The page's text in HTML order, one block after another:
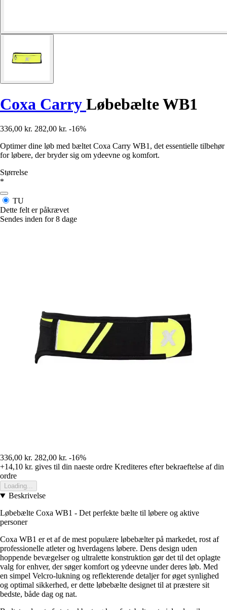
Coxa Carry Løbebælte WB1
336,00 kr. 282,00 kr. -16%
Optimer dine løb med bæltet Coxa Carry WB1, det essentielle tilbehør
for løbere, der bryder sig om ydeevne og komfort.
Størrelse
*
TU
Dette felt er påkrævet
Sendes inden for 8 dage
336,00 kr. 282,00 kr. -16%
+14,10 kr. gives til din naeste ordre Krediteres efter bekraeftelse af din
ordre
Loading...
Beskrivelse
Løbebælte Coxa WB1 - Det perfekte bælte til løbere og aktive
personer
Coxa WB1 er et af de mest populære løbebælter på markedet, rost af
professionelle atleter og hverdagens løbere. Dens design uden
hoppende bevægelser og ultralette konstruktion gør det til det oplagte
valg for enhver, der søger komfort og ydeevne under deres løb. Med
en simpel Velcro-lukning og reflekterende detaljer for øget synlighed
og optimal sikkerhed, er dette løbebælte designet til at præstere sit
bedste, både dag og nat.